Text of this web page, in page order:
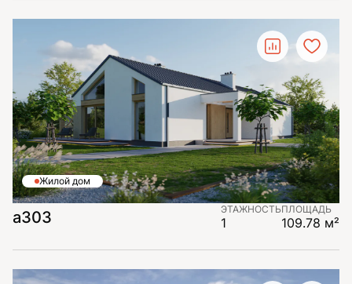
Жилой дом
а303 ЭТАЖНОСТЬ
1
ПЛОЩАДЬ
109.78 м²